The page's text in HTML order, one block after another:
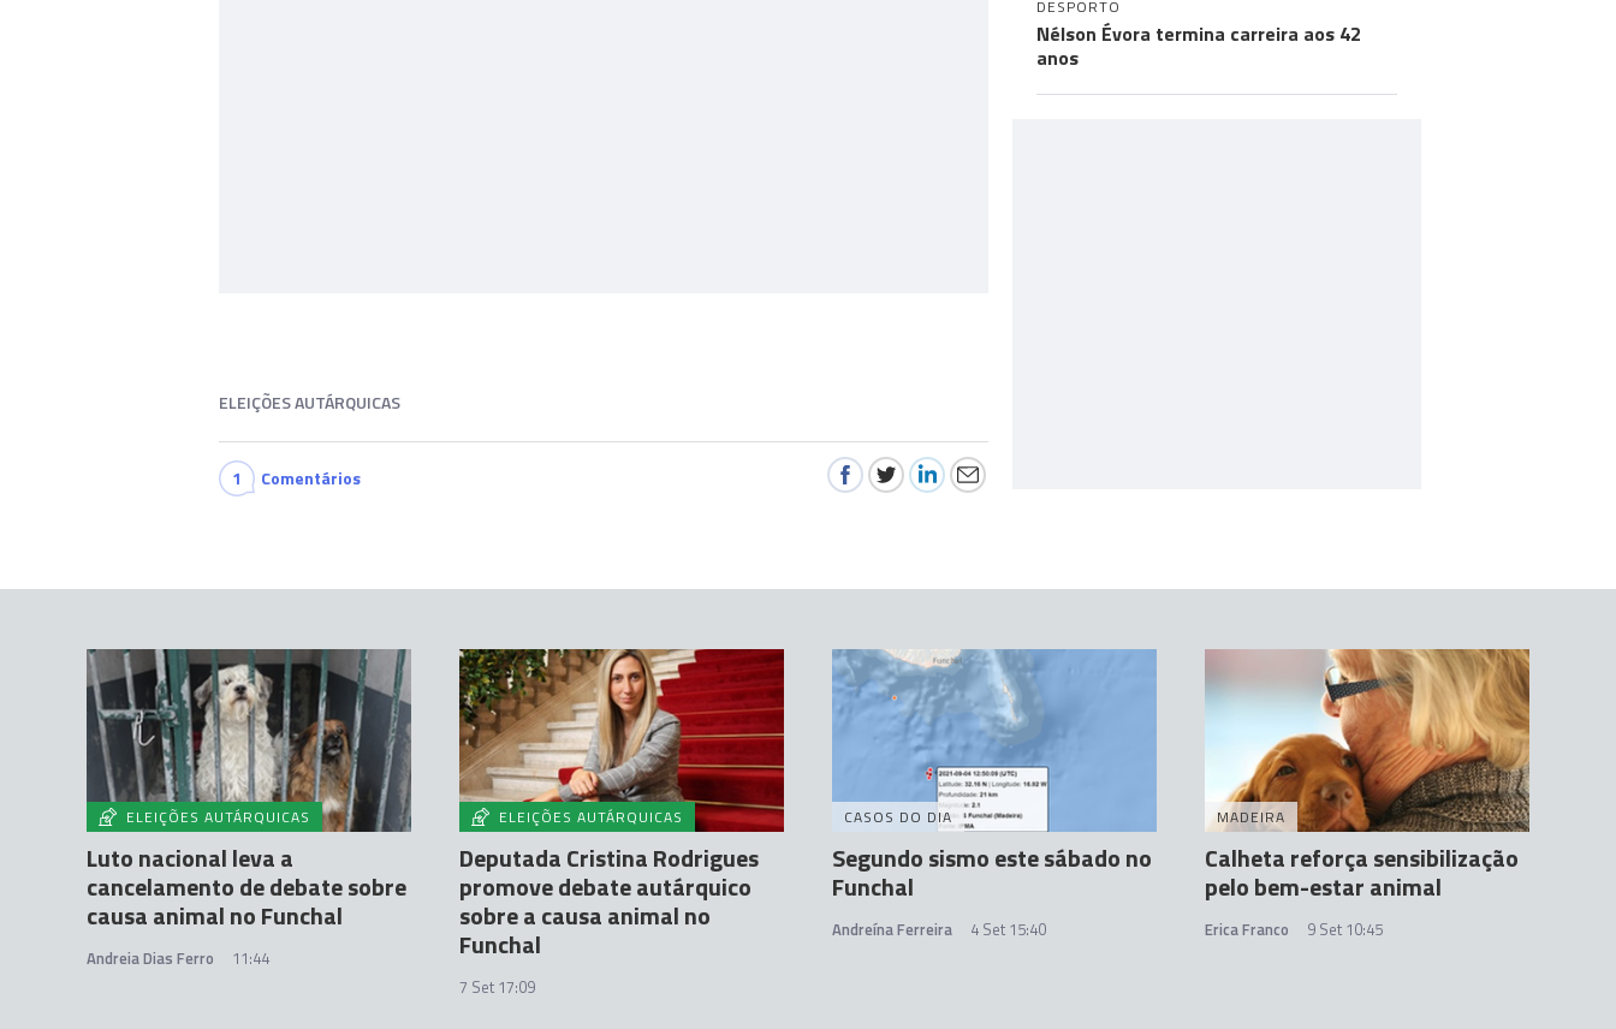
ELEIÇÕES AUTÁRQUICAS
1 Comentários
DESPORTO
Nélson Évora termina carreira aos 42
anos
ELEIÇÕES AUTÁRQUICAS
Luto nacional leva a
cancelamento de debate sobre
causa animal no Funchal
Andreia Dias Ferro 11:44
ELEIÇÕES AUTÁRQUICAS
Deputada Cristina Rodrigues
promove debate autárquico
sobre a causa animal no
Funchal
7 Set 17:09
CASOS DO DIA
Segundo sismo este sábado no
Funchal
Andreína Ferreira 4 Set 15:40
MADEIRA
Calheta reforça sensibilização
pelo bem-estar animal
Erica Franco 9 Set 10:45